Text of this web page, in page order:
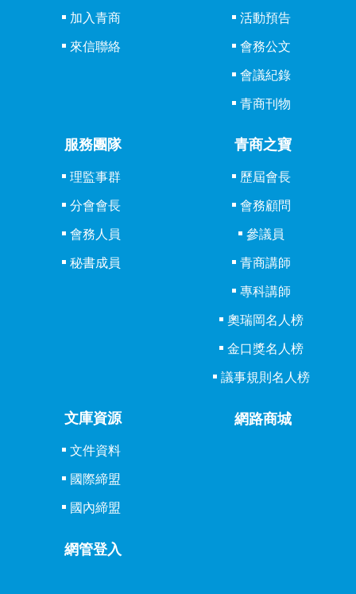
加入青商
來信聯絡
活動預告
會務公文
會議紀錄
青商刊物
服務團隊
理監事群
分會會長
會務人員
秘書成員
青商之寶
歷屆會長
會務顧問
參議員
青商講師
專科講師
奧瑞岡名人榜
金口獎名人榜
議事規則名人榜
文庫資源
文件資料
國際締盟
國內締盟
網路商城
網管登入